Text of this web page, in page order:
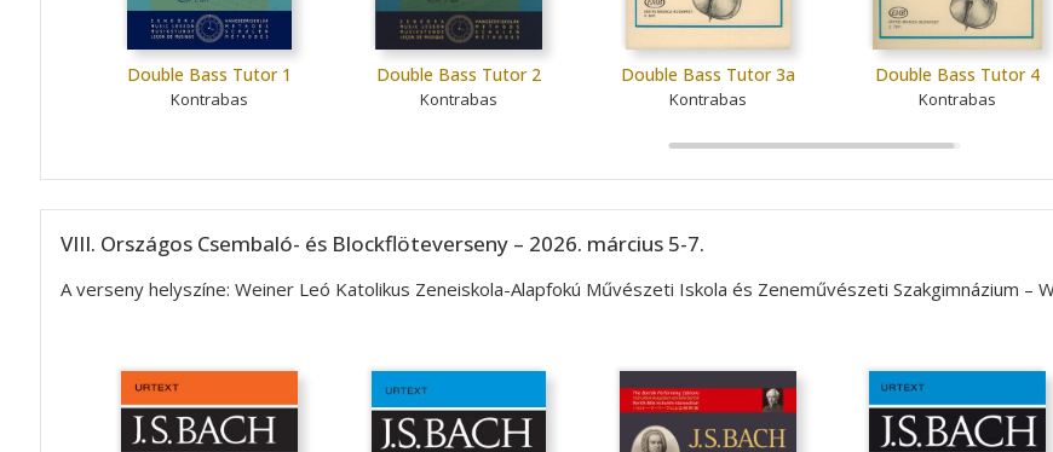
Double Bass Tutor 1
Kontrabas
Double Bass Tutor 2
Kontrabas
Double Bass Tutor 3a
Kontrabas
Double Bass Tutor 4
Kontrabas
VIII. Országos Csembaló- és Blockflöteverseny – 2026. március 5-7.
A verseny helyszíne: Weiner Leó Katolikus Zeneiskola-Alapfokú Művészeti Iskola és Zeneművészeti Szakgimnázium –